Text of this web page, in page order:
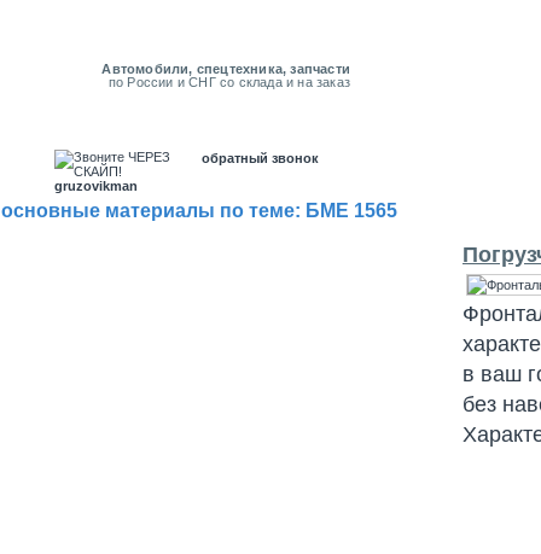
Автомобили, спецтехника, запчасти
по России и СНГ со склада и на заказ
gruzovikman
обратный звонок
основные материалы по теме: БМЕ 1565
в ваш
без